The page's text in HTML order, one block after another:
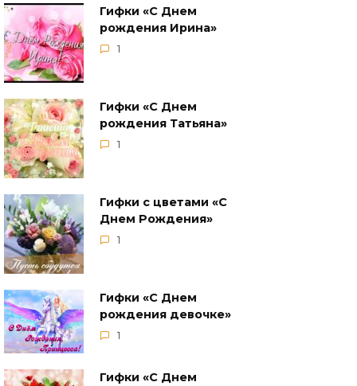
Гифки «С Днем
рождения Ирина»
1
Гифки «С Днем
рождения Татьяна»
1
Гифки с цветами «‎С
Днем Рождения»
1
Гифки «‎С Днем
рождения девочке»
1
Гифки «С Днем